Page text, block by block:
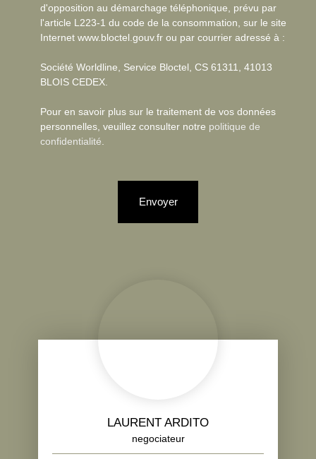
d'opposition au démarchage téléphonique, prévu par
l'article L223-1 du code de la consommation, sur le site
Internet www.bloctel.gouv.fr ou par courrier adressé à :
Société Worldline, Service Bloctel, CS 61311, 41013
BLOIS CEDEX.
Pour en savoir plus sur le traitement de vos données
personnelles, veuillez consulter notre politique de
confidentialité.
Envoyer
LAURENT ARDITO
negociateur